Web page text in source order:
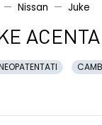
Nissan Juke